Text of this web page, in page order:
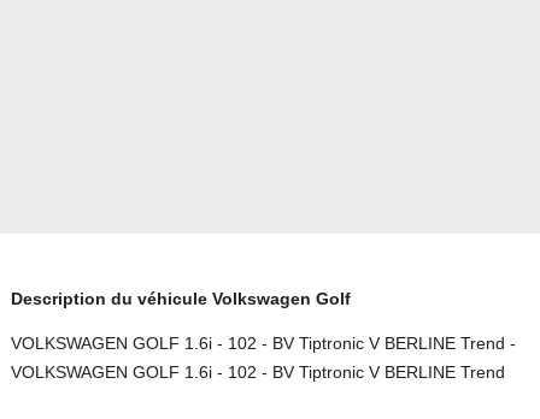
Description du véhicule Volkswagen Golf
VOLKSWAGEN GOLF 1.6i - 102 - BV Tiptronic V BERLINE Trend -
VOLKSWAGEN GOLF 1.6i - 102 - BV Tiptronic V BERLINE Trend